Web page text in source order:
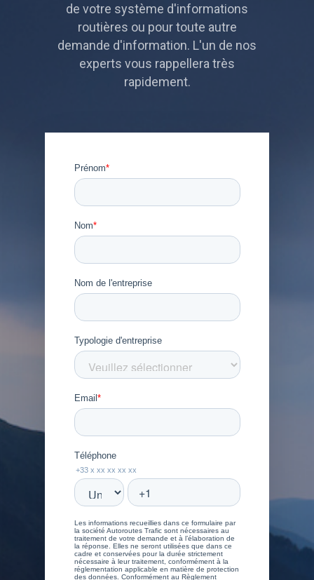
de votre système d'informations
routières ou pour toute autre
demande d'information. L'un de nos
experts vous rappellera très
rapidement.